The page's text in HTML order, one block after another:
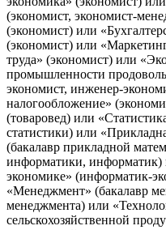
(экономист, экономист-
(экономист) или
(экономист) или
труда» (экономист) или
промышленности
экономист, инженер-
налогообложение»
(товаровед) или
статистики) или
(бакалавр прикладной
информатики, информатик)
экономике» (информатик-
«Менеджмент» (бакалавр
менеджмента) или
сельскохозяйственной